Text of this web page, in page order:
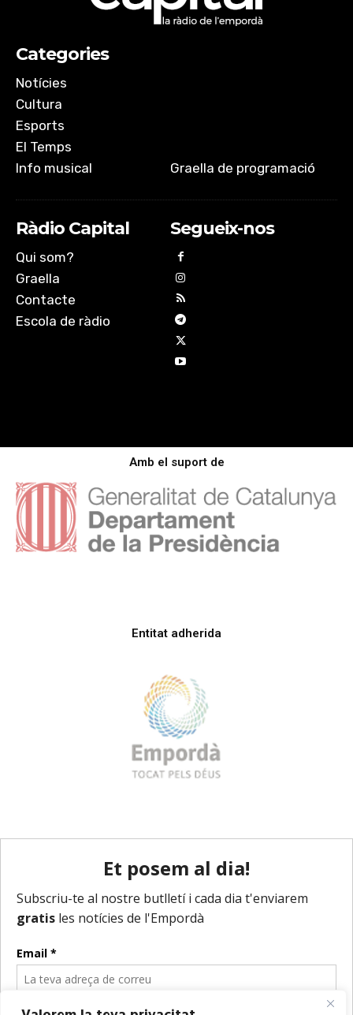
Categories
Notícies
Cultura
Esports
El Temps
Info musical
Graella de programació
Ràdio Capital
Qui som?
Graella
Contacte
Escola de ràdio
Segueix-nos
Amb el suport de
Entitat adherida